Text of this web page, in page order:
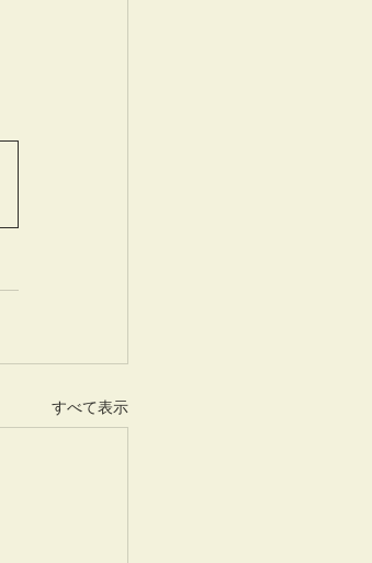
すべて表示